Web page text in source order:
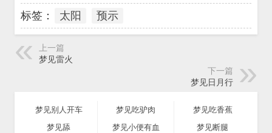
标签： 太阳 预示
上一篇
梦见雷火
下一篇
梦见日月行
梦见别人开车 梦见吃驴肉
梦见吃香蕉
梦见舔
梦见小便有血
梦见断腿